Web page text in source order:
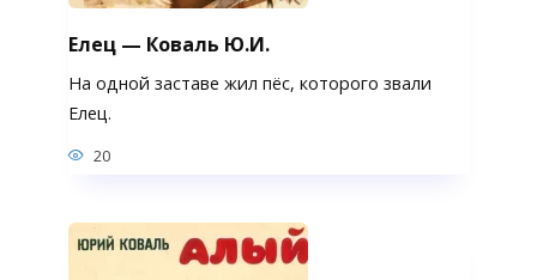
Елец — Коваль Ю.И.
На одной заставе жил пёс, которого звали
Елец.
20